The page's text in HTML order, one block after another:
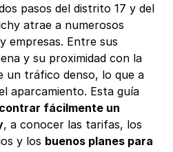
pasos del distrito 17 y del
atrae a numerosos
empresas. Entre sus
y su proximidad con la
un tráfico denso, lo que a
aparcamiento. Esta guía
fácilmente un
, a conocer las tarifas, los
y los buenos planes para